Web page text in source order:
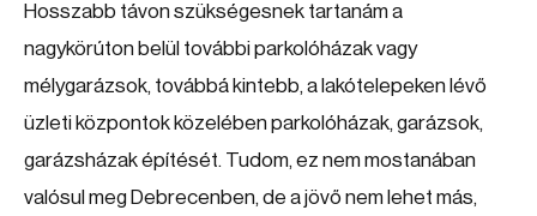
Hosszabb távon szükségesnek tartanám a
nagykörúton belül további parkolóházak vagy
mélygarázsok, továbbá kintebb, a lakótelepeken lévő
üzleti központok közelében parkolóházak, garázsok,
garázsházak építését. Tudom, ez nem mostanában
valósul meg Debrecenben, de a jövő nem lehet más,